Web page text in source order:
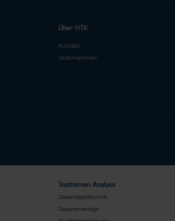
Über HTK
Kontakt
Unternehmen
Topthemen Analyse
Gasanalysetechnik
Gaswarnanlage